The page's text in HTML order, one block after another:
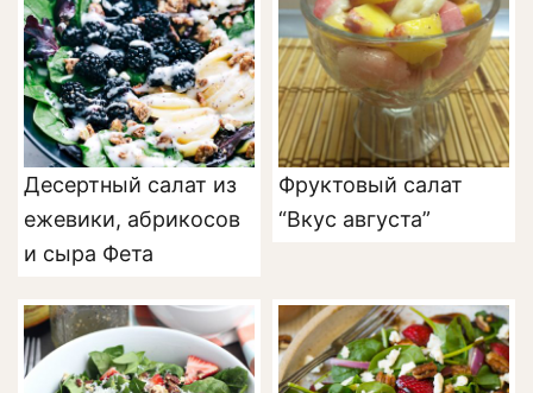
Десертный салат из
ежевики, абрикосов
и сыра Фета
Фруктовый салат
“Вкус августа”